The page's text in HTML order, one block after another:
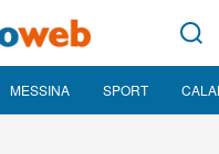
MESSINA SPORT